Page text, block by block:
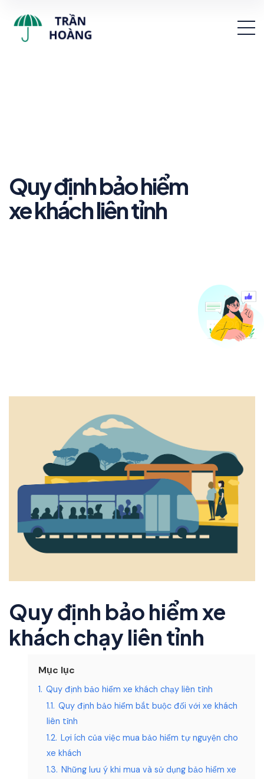
Quy định bảo hiểm
xe khách liên tỉnh
Quy định bảo hiểm xe
khách chạy liên tỉnh
Mục lục
1. Quy định bảo hiểm xe khách chạy liên tỉnh
1.1. Quy định bảo hiểm bắt buộc đối với xe khách
liên tỉnh
1.2. Lợi ích của việc mua bảo hiểm tự nguyện cho
xe khách
1.3. Những lưu ý khi mua và sử dụng bảo hiểm xe